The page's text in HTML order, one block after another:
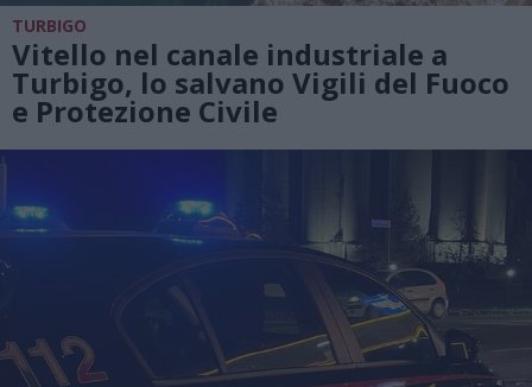
TURBIGO
Vitello nel canale industriale a
Turbigo, lo salvano Vigili del Fuoco
e Protezione Civile